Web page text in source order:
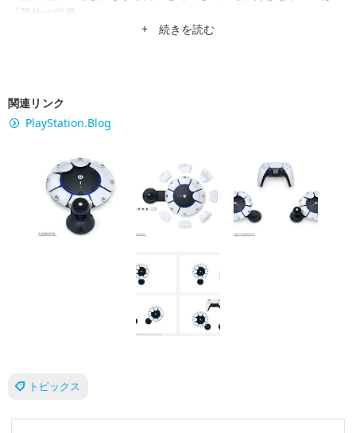
『恐怖の世界』。
+ 続きを読む
関連リンク
PlayStation.Blog
トピックス